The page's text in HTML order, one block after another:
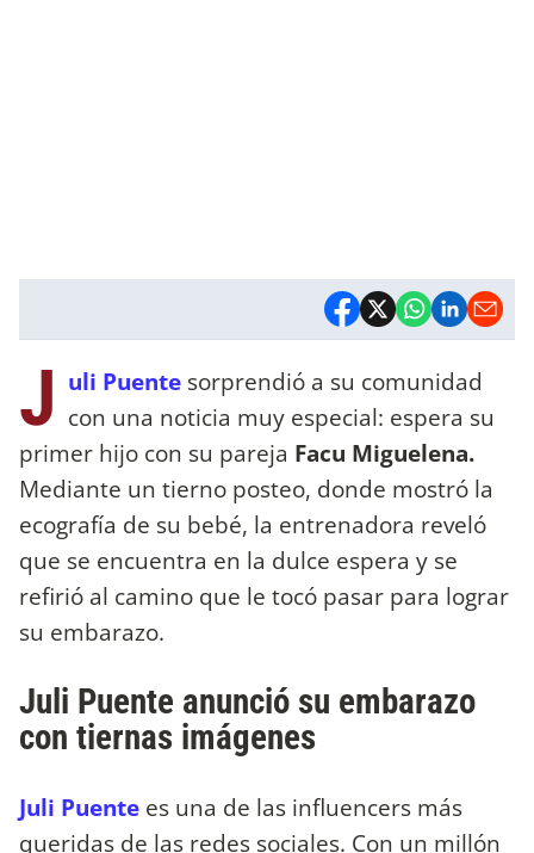
J uli Puente sorprendió a su comunidad
con una noticia muy especial: espera su
primer hijo con su pareja Facu Miguelena.
Mediante un tierno posteo, donde mostró la
ecografía de su bebé, la entrenadora reveló
que se encuentra en la dulce espera y se
refirió al camino que le tocó pasar para lograr
su embarazo.
Juli Puente anunció su embarazo
con tiernas imágenes
Juli Puente es una de las influencers más
queridas de las redes sociales. Con un millón